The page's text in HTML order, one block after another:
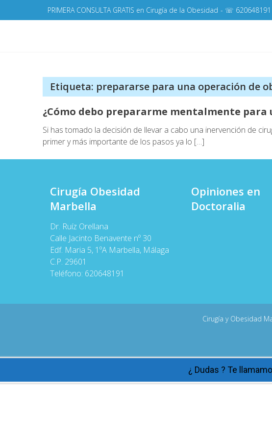
PRIMERA CONSULTA GRATIS en Cirugía de la Obesidad - ☏ 620648191
Etiqueta: prepararse para una operación de
¿Cómo debo prepararme mentalmente para
Si has tomado la decisión de llevar a cabo una inervención de
primer y más importante de los pasos ya lo […]
Cirugía Obesidad
Marbella
Dr. Ruíz Orellana
Calle Jacinto Benavente nº 30
Edf. Maria 5, 1ºA Marbella, Málaga
C.P. 29601
Teléfono: 620648191
Opiniones en
Doctoralia
Cirugía y Obesidad
¿ Dudas ? Te